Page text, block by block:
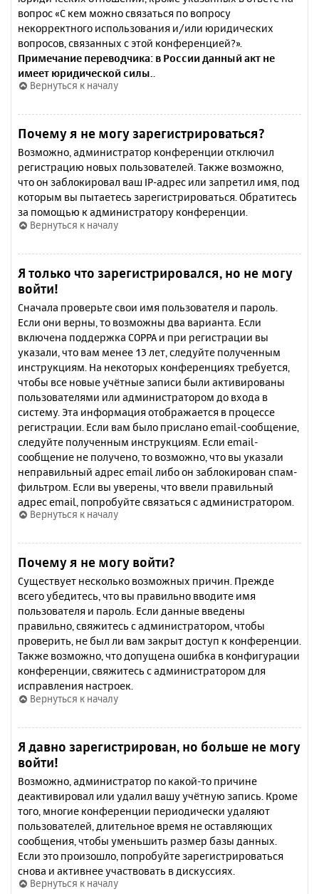
вопрос «С кем можно связаться по вопросу
некорректного использования и/или юридических
вопросов, связанных с этой конференцией?».
Примечание переводчика: в России данный акт не
имеет юридической силы.
Вернуться к началу
Почему я не могу зарегистрироваться?
Возможно, администратор конференции отключил
регистрацию новых пользователей. Также возможно,
что он заблокировал ваш IP-адрес или запретил имя, под
которым вы пытаетесь зарегистрироваться. Обратитесь
за помощью к администратору конференции.
Вернуться к началу
Я только что зарегистрировался, но не могу
войти!
Сначала проверьте свои имя пользователя и пароль.
Если они верны, то возможны два варианта. Если
включена поддержка COPPA и при регистрации вы
указали, что вам менее 13 лет, следуйте полученным
инструкциям. На некоторых конференциях требуется,
чтобы все новые учётные записи были активированы
пользователями или администратором до входа в
систему. Эта информация отображается в процессе
регистрации. Если вам было прислано email-сообщение,
следуйте полученным инструкциям. Если email-
сообщение не получено, то возможно, что вы указали
неправильный адрес email либо он заблокирован спам-
фильтром. Если вы уверены, что ввели правильный
адрес email, попробуйте связаться с администратором.
Вернуться к началу
Почему я не могу войти?
Существует несколько возможных причин. Прежде
всего убедитесь, что вы правильно вводите имя
пользователя и пароль. Если данные введены
правильно, свяжитесь с администратором, чтобы
проверить, не был ли вам закрыт доступ к конференции.
Также возможно, что допущена ошибка в конфигурации
конференции, свяжитесь с администратором для
исправления настроек.
Вернуться к началу
Я давно зарегистрирован, но больше не могу
войти!
Возможно, администратор по какой-то причине
деактивировал или удалил вашу учётную запись. Кроме
того, многие конференции периодически удаляют
пользователей, длительное время не оставляющих
сообщения, чтобы уменьшить размер базы данных.
Если это произошло, попробуйте зарегистрироваться
снова и активнее участвовать в дискуссиях.
Вернуться к началу